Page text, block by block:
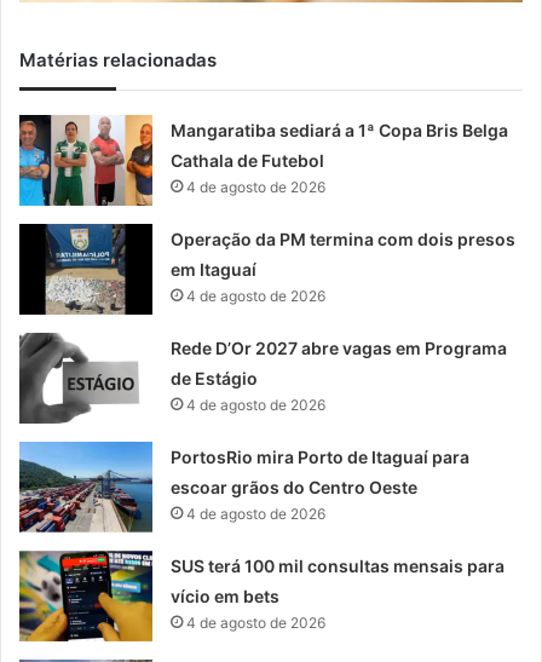
Matérias relacionadas
Mangaratiba sediará a 1ª Copa Bris Belga
Cathala de Futebol
4 de agosto de 2026
Operação da PM termina com dois presos
em Itaguaí
4 de agosto de 2026
Rede D’Or 2027 abre vagas em Programa
de Estágio
4 de agosto de 2026
PortosRio mira Porto de Itaguaí para
escoar grãos do Centro Oeste
4 de agosto de 2026
SUS terá 100 mil consultas mensais para
vício em bets
4 de agosto de 2026